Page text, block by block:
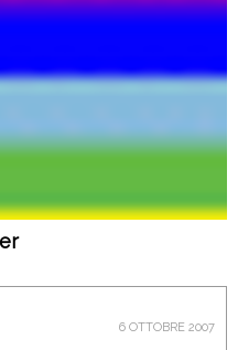
6 OTTOBRE 2007